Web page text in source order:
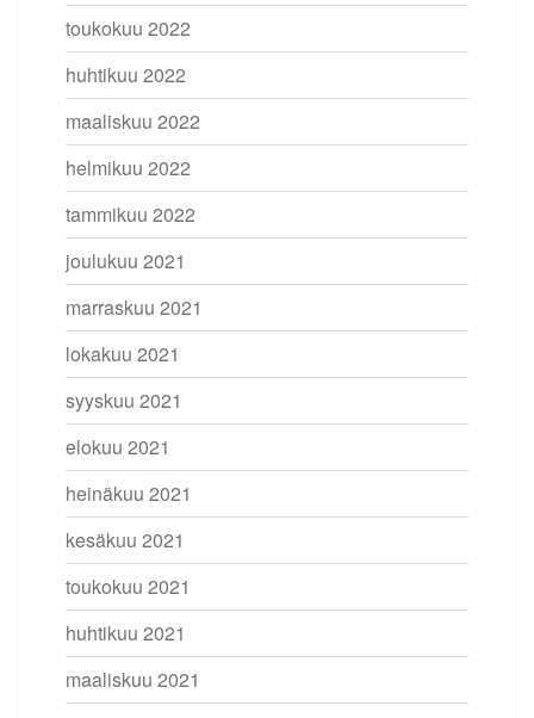
toukokuu 2022
huhtikuu 2022
maaliskuu 2022
helmikuu 2022
tammikuu 2022
joulukuu 2021
marraskuu 2021
lokakuu 2021
syyskuu 2021
elokuu 2021
heinäkuu 2021
kesäkuu 2021
toukokuu 2021
huhtikuu 2021
maaliskuu 2021